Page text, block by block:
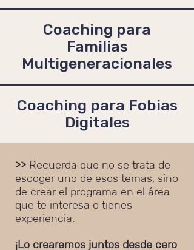
Coaching para
Familias
Multigeneracionales
Coaching para Fobias
Digitales
>> Recuerda que no se trata de
escoger uno de esos temas, sino
de crear el programa en el área
que te interesa o tienes
experiencia.
¡Lo crearemos juntos desde cero